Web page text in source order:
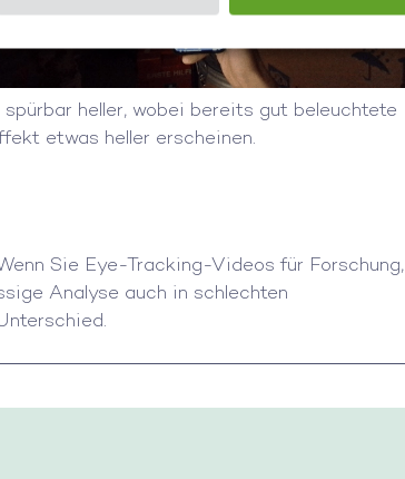
heller, wobei bereits gut beleuchtete
etwas heller erscheinen.
Sie Eye-Tracking-Videos für Forschung,
Analyse auch in schlechten